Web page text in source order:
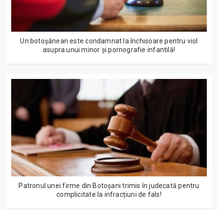
Un botoșănean este condamnat la închisoare pentru viol
asupra unui minor și pornografie infantilă!
Patronul unei firme din Botoșani trimis în judecată pentru
complicitate la infracțiuni de fals!